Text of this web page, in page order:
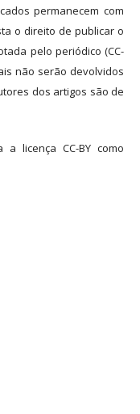
permanecem com
o direito de publicar o
pelo periódico (CC-
não serão devolvidos
dos artigos são de
licença CC-BY como